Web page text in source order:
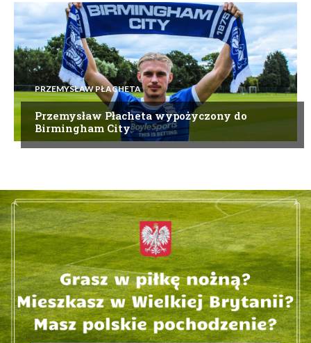
PRZEMYSŁAW PŁACHETA
Przemysław Płacheta wypożyczony do
Birmingham City